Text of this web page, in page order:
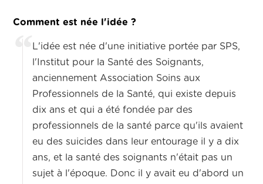
Comment est née l'idée ?
L'idée est née d'une initiative portée par SPS,
l'Institut pour la Santé des Soignants,
anciennement Association Soins aux
Professionnels de la Santé, qui existe depuis
dix ans et qui a été fondée par des
professionnels de la santé parce qu'ils avaient
eu des suicides dans leur entourage il y a dix
ans, et la santé des soignants n'était pas un
sujet à l'époque. Donc il y avait eu d'abord un